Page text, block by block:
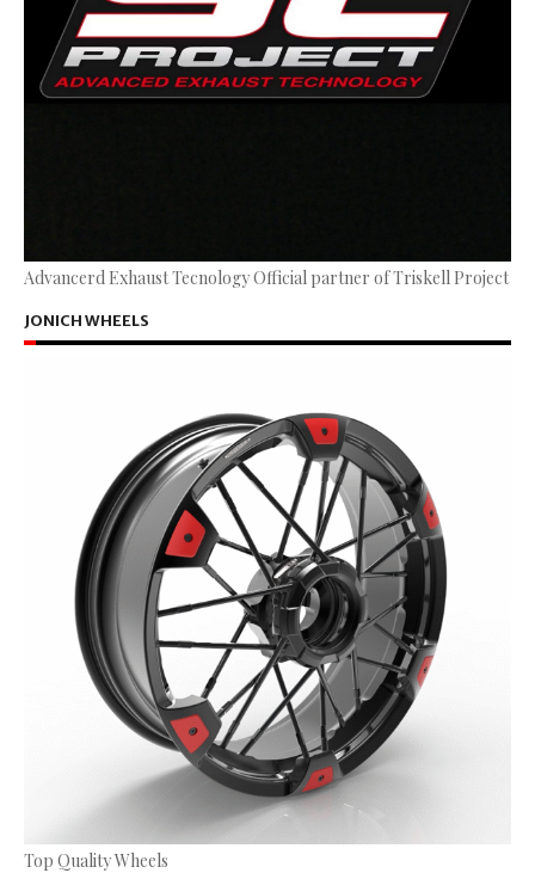
Advancerd Exhaust Tecnology Official partner of Triskell Project
JONICH WHEELS
Top Quality Wheels